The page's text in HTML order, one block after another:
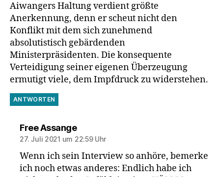
Aiwangers Haltung verdient größte
Anerkennung, denn er scheut nicht den
Konflikt mit dem sich zunehmend
absolutistisch gebärdenden
Ministerpräsidenten. Die konsequente
Verteidigung seiner eigenen Überzeugung
ermutigt viele, dem Impfdruck zu widerstehen.
ANTWORTEN
Free Assangesagt:
27. Juli 2021 um 22:59 Uhr
Wenn ich sein Interview so anhöre, bemerke
ich noch etwas anderes: Endlich habe ich